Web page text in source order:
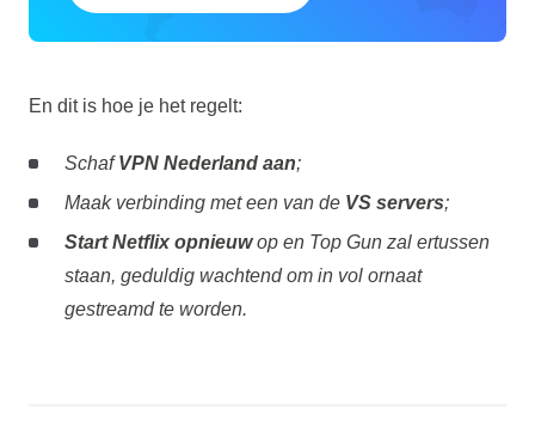
En dit is hoe je het regelt:
SchafVPN Nederland aan;
Maak verbinding met een van de VS servers;
Start Netflix opnieuwop en Top Gun zal ertussen
staan, geduldig wachtend om in vol ornaat
gestreamd te worden.